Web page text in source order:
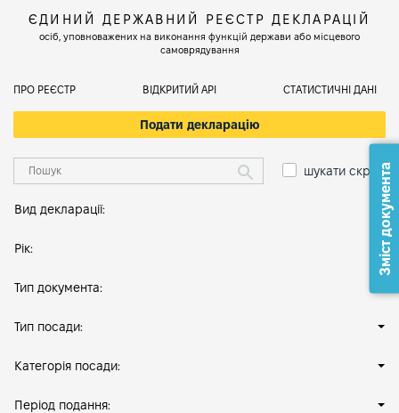
ЄДИНИЙ ДЕРЖАВНИЙ РЕЄСТР ДЕКЛАРАЦІЙ
осіб, уповноважених на виконання функцій держави або місцевого
самоврядування
ПРО РЕЄСТР ВІДКРИТИЙ АРІ СТАТИСТИЧНІ ДАНІ
Подати декларацію
шукати скрізь
Вид декларації:
Рік:
Тип документа:
Тип посади:
Категорія посади:
Період подання:
Зміст документа